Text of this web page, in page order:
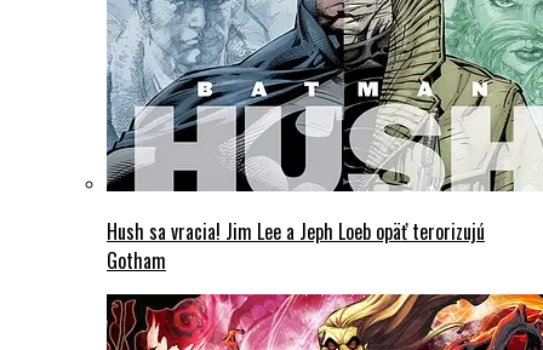
Hush sa vracia! Jim Lee a Jeph Loeb opäť terorizujú
Gotham